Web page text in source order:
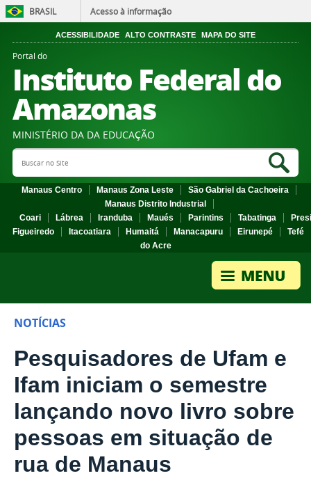
BRASIL Acesso à informação
ACESSIBILIDADE ALTO CONTRASTE MAPA DO SITE
Portal do
Instituto Federal do
Amazonas
MINISTÉRIO DA DA EDUCAÇÃO
Search Site
Manaus Centro Manaus Zona Leste
São Gabriel da Cachoeira
Manaus Distrito Industrial
Coari
Lábrea Iranduba Maués Parintins Tabatinga
Figueiredo
Itacoatiara Humaitá Manacapuru Eirunepé
Tefé
do Acre
NOTÍCIAS
Pesquisadores de Ufam e
Ifam iniciam o semestre
lançando novo livro sobre
pessoas em situação de
rua de Manaus